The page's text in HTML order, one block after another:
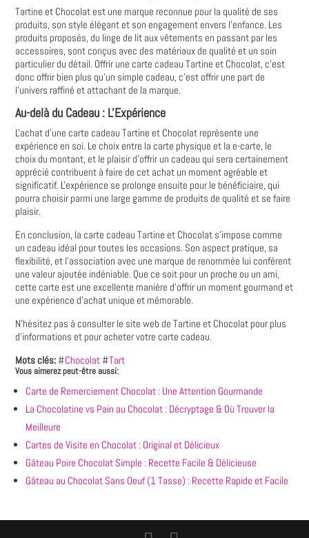
Tartine et Chocolat est une marque reconnue pour la qualité de ses
produits‚ son style élégant et son engagement envers l'enfance. Les
produits proposés‚ du linge de lit aux vêtements en passant par les
accessoires‚ sont conçus avec des matériaux de qualité et un soin
particulier du détail. Offrir une carte cadeau Tartine et Chocolat‚ c'est
donc offrir bien plus qu'un simple cadeau‚ c'est offrir une part de
l'univers raffiné et attachant de la marque.
Au-delà du Cadeau : L'Expérience
L'achat d'une carte cadeau Tartine et Chocolat représente une
expérience en soi. Le choix entre la carte physique et la e-carte‚ le
choix du montant‚ et le plaisir d'offrir un cadeau qui sera certainement
apprécié contribuent à faire de cet achat un moment agréable et
significatif. L'expérience se prolonge ensuite pour le bénéficiaire‚ qui
pourra choisir parmi une large gamme de produits de qualité et se faire
plaisir.
En conclusion‚ la carte cadeau Tartine et Chocolat s'impose comme
un cadeau idéal pour toutes les occasions. Son aspect pratique‚ sa
flexibilité‚ et l'association avec une marque de renommée lui confèrent
une valeur ajoutée indéniable. Que ce soit pour un proche ou un ami‚
cette carte est une excellente manière d'offrir un moment gourmand et
une expérience d'achat unique et mémorable.
N'hésitez pas à consulter le site web de Tartine et Chocolat pour plus
d'informations et pour acheter votre carte cadeau.
Mots clés: #Chocolat #Tart
Vous aimerez peut-être aussi:
Carte de Remerciement Chocolat : Une Attention Gourmande
La Chocolatine vs Pain au Chocolat : Décryptage & Où Trouver la
Meilleure
Cartes de Visite en Chocolat : Original et Délicieux
Gâteau Poire Chocolat Simple : Recette Facile & Délicieuse
Gâteau au Chocolat Sans Oeuf (1 Tasse) : Recette Rapide et Facile